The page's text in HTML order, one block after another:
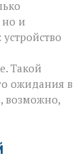
но и
Такой
ожидания в
возможно,